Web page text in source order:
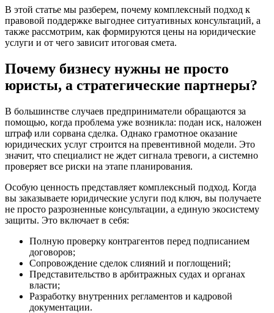
В этой статье мы разберем, почему комплексный подход к
правовой поддержке выгоднее ситуативных консультаций, а
также рассмотрим, как формируются цены на юридические
услуги и от чего зависит итоговая смета.
Почему бизнесу нужны не просто
юристы, а стратегические партнеры?
В большинстве случаев предприниматели обращаются за
помощью, когда проблема уже возникла: подан иск, наложен
штраф или сорвана сделка. Однако грамотное оказание
юридических услуг строится на превентивной модели. Это
значит, что специалист не ждет сигнала тревоги, а системно
проверяет все риски на этапе планирования.
Особую ценность представляет комплексный подход. Когда
вы заказываете юридические услуги под ключ, вы получаете
не просто разрозненные консультации, а единую экосистему
защиты. Это включает в себя:
Полную проверку контрагентов перед подписанием
договоров;
Сопровождение сделок слияний и поглощений;
Представительство в арбитражных судах и органах
власти;
Разработку внутренних регламентов и кадровой
документации.